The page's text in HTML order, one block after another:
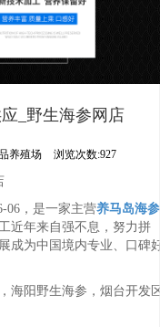
_野生海参网店
养殖场 浏览次数:927
06，是一家主营养马岛海参
近年来自强不息，努力拼
成为中国境内专业、口碑
海阳野生海参，烟台开发